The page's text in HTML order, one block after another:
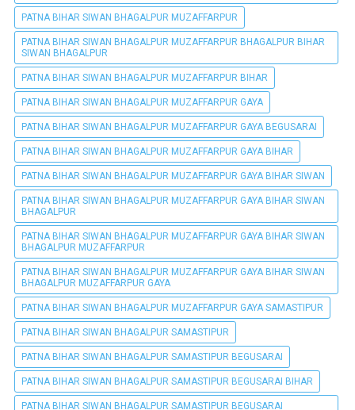
PATNA BIHAR SIWAN BHAGALPUR MUZAFFARPUR
PATNA BIHAR SIWAN BHAGALPUR MUZAFFARPUR BHAGALPUR BIHAR
SIWAN BHAGALPUR
PATNA BIHAR SIWAN BHAGALPUR MUZAFFARPUR BIHAR
PATNA BIHAR SIWAN BHAGALPUR MUZAFFARPUR GAYA
PATNA BIHAR SIWAN BHAGALPUR MUZAFFARPUR GAYA BEGUSARAI
PATNA BIHAR SIWAN BHAGALPUR MUZAFFARPUR GAYA BIHAR
PATNA BIHAR SIWAN BHAGALPUR MUZAFFARPUR GAYA BIHAR SIWAN
PATNA BIHAR SIWAN BHAGALPUR MUZAFFARPUR GAYA BIHAR SIWAN
BHAGALPUR
PATNA BIHAR SIWAN BHAGALPUR MUZAFFARPUR GAYA BIHAR SIWAN
BHAGALPUR MUZAFFARPUR
PATNA BIHAR SIWAN BHAGALPUR MUZAFFARPUR GAYA BIHAR SIWAN
BHAGALPUR MUZAFFARPUR GAYA
PATNA BIHAR SIWAN BHAGALPUR MUZAFFARPUR GAYA SAMASTIPUR
PATNA BIHAR SIWAN BHAGALPUR SAMASTIPUR
PATNA BIHAR SIWAN BHAGALPUR SAMASTIPUR BEGUSARAI
PATNA BIHAR SIWAN BHAGALPUR SAMASTIPUR BEGUSARAI BIHAR
PATNA BIHAR SIWAN BHAGALPUR SAMASTIPUR BEGUSARAI